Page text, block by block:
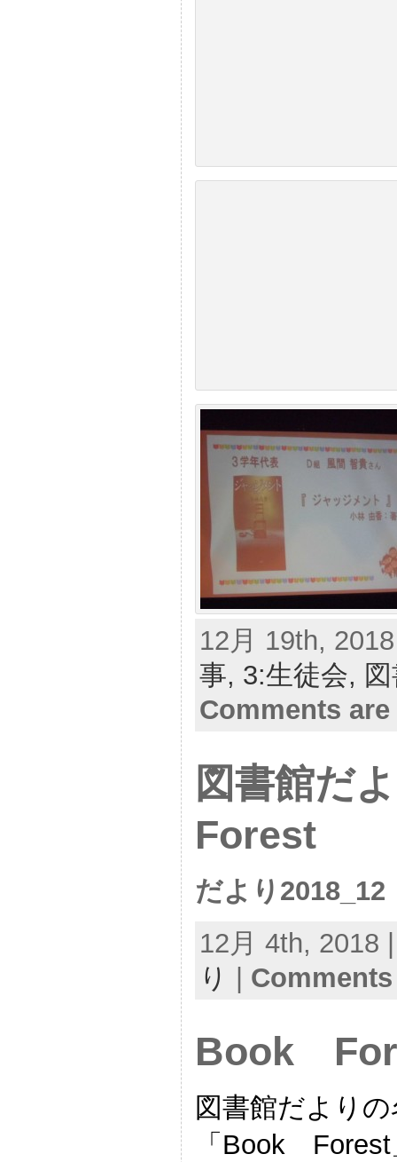
12月 19th,
事, 3:生徒会,
Comments
図書館
Forest
だより2018_12
12月 4th, 2018
り
Book
図書館だより
「Book